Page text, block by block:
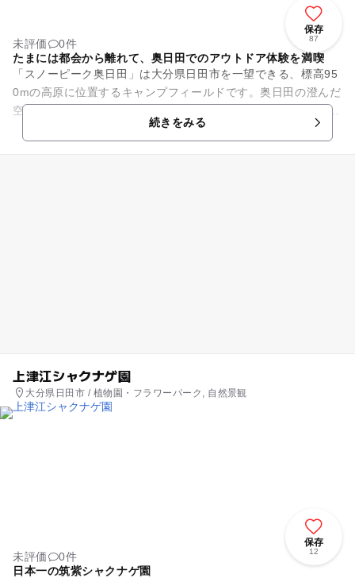
保存
87
未評価
0件
たまには都会から離れて、奥日田でのアウトドア体験を満喫
「スノーピーク奥日田」は大分県日田市を一望できる、標高95
0mの高原に位置するキャンプフィールドです。奥日田の澄んだ
空気と、満天の星空を味わえる絶好のロケーションです。 フリ
続きをみる
上津江シャクナゲ園
大分県日田市 / 植物園・フラワーパーク, 自然景観
保存
12
未評価
0件
日本一の筑紫シャクナゲ園